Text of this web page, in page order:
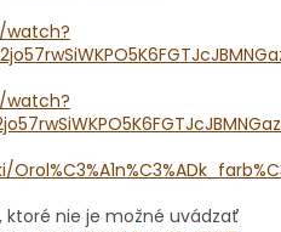
watch?
watch?
nie je možné uvádzať